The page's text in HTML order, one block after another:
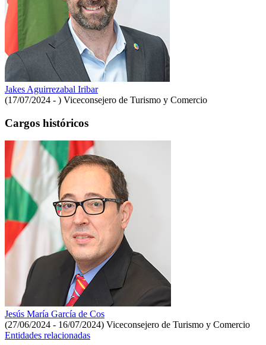
Jakes Aguirrezabal Iribar
(17/07/2024 - ) Viceconsejero de Turismo y Comercio
Cargos históricos
Jesús María García de Cos
(27/06/2024 - 16/07/2024) Viceconsejero de Turismo y Comercio
Entidades relacionadas